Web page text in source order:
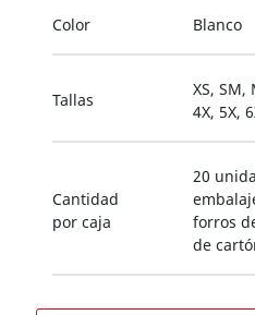
Color Blanco
Tallas
XS, SM,
4X, 5X,
Cantidad
por caja
20
forros
de